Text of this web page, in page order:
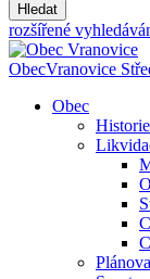
Hledat
rozšířené
ObecVranovice
Obec
Historie